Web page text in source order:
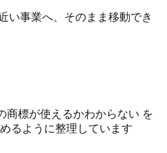
い事業へ、そのまま移動でき
商標が使えるかわからない を
るように整理しています